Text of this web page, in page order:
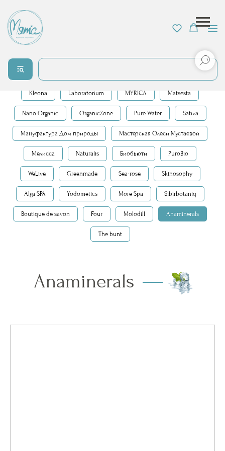
ECOCRAFT
Kleona Laboratorium MYRICA Matsesta
Nano Organic OrganicZone Pure Water Sativa
Мануфактура Дом природы Мастерская Олеси Мустаевой
Мелисса Naturalis Биобьюти PuroBio
WeLive Greenmade Sea-rose Skinosophy
Alga SPA Yodometics More Spa Sibirbotaniq
Boutique de savon Four Molodill Anaminerals
The bunt
Anaminerals